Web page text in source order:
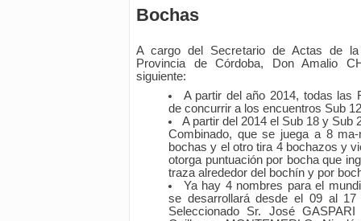
Bochas
A cargo del Secretario de Actas de
Provincia de Córdoba, Don Amalio
siguiente:
A partir del año 2014, todas las
de concurrir a los encuentros Sub
A partir del 2014 el Sub 18 y Sub
Combinado, que se juega a 8
bochas y el otro tira 4 bochazos y
otorga puntuación por bocha que
traza alrededor del bochín y por
Ya hay 4 nombres para el
se desarrollará desde el 09 al
Seleccionado Sr. José